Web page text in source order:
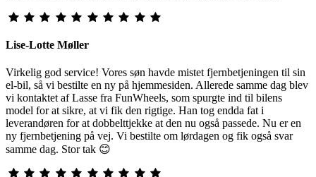
Lise-Lotte Møller
Virkelig god service! Vores søn havde mistet fjernbetjeningen til sin
el-bil, så vi bestilte en ny på hjemmesiden. Allerede samme dag blev
vi kontaktet af Lasse fra FunWheels, som spurgte ind til bilens
model for at sikre, at vi fik den rigtige. Han tog endda fat i
leverandøren for at dobbelttjekke at den nu også passede. Nu er en
ny fjernbetjening på vej. Vi bestilte om lørdagen og fik også svar
samme dag. Stor tak 😊